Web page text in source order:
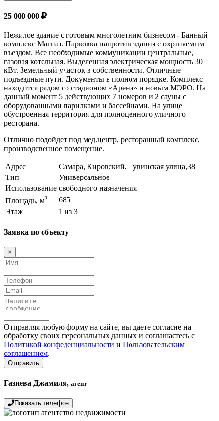
25 000 000
Нежилое здание с готовым многолетним бизнесом - Банный
комплекс Магнат. Парковка напротив здания с охраняемым
въездом. Все необходимые коммуникации центральные,
газовая котельная. Выделенная электрическая мощность 30
кВт. Земельный участок в собственности. Отличные
подъездные пути. Документы в полном порядке. Комплекс
находится рядом со стадионом «Арена» и новым МЭРО. На
данный момент 5 действующих 7 номеров и 2 сауны с
оборудованными парилками и бассейнами. На улице
обустроенная территория для полноценного уличного
ресторана.
Отлично подойдет под мед.центр, ресторанный комплекс,
производсвенное помещение.
Адрес
Самара, Кировский, Тувинская улица,38
Тип
Универсальное
Использование свободного назначения
Площадь, м2
685
Этаж
1 из 3
Заявка по объекту
×
Имя
Телефон
Email
Сообщение
Отправляя любую форму на сайте, вы даете согласие на
обработку своих персональных данных и соглашаетесь с
Политикой конфеденциальности и Пользовательским
соглашением.
Отправить
Газиева Джамиля, агент
Показать телефон